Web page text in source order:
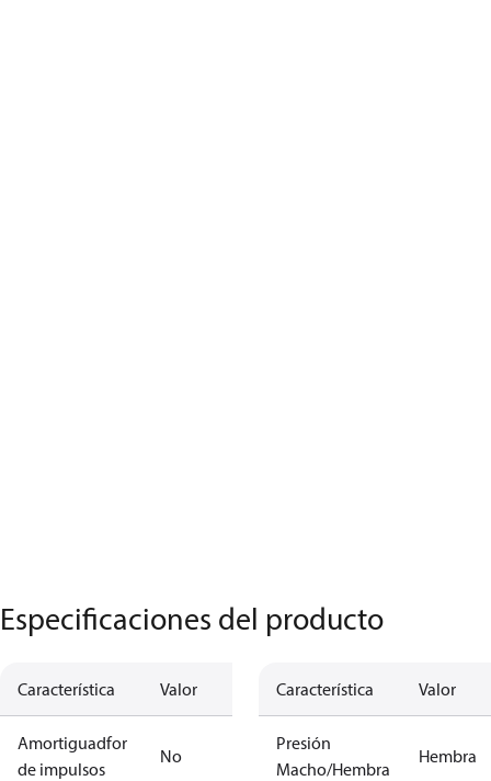
Especificaciones del producto
Característica Valor
Amortiguadfor
de impulsos
No
Característica Valor
Presión
Macho/Hembra
Hembra